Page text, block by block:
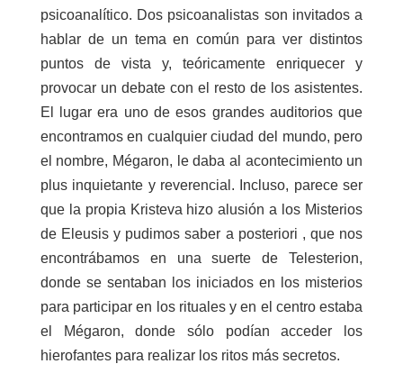
psicoanalítico. Dos psicoanalistas son invitados a
hablar de un tema en común para ver distintos
puntos de vista y, teóricamente enriquecer y
provocar un debate con el resto de los asistentes.
El lugar era uno de esos grandes auditorios que
encontramos en cualquier ciudad del mundo, pero
el nombre, Mégaron, le daba al acontecimiento un
plus inquietante y reverencial. Incluso, parece ser
que la propia Kristeva hizo alusión a los Misterios
de Eleusis y pudimos saber a posteriori , que nos
encontrábamos en una suerte de Telesterion,
donde se sentaban los iniciados en los misterios
para participar en los rituales y en el centro estaba
el Mégaron, donde sólo podían acceder los
hierofantes para realizar los ritos más secretos.